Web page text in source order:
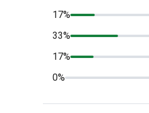
0%
17%
33%
17%